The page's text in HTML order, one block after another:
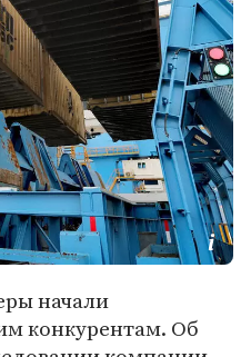
начали
конкурентам. Об